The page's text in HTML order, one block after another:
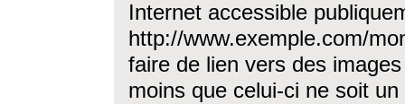
Internet accessible
http://www.exemple.com/
faire de lien vers des
moins que celui-ci ne soit